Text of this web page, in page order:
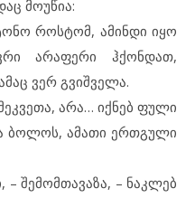
მოუწია:
როსტომ, ამინდი იყო
არაფერი ჰქონდათ,
ვერ გვიშველა.
არა… იქნებ ფული
ბოლოს, ამათი ერთგული
შემომთავაზა, – ნაკლებ